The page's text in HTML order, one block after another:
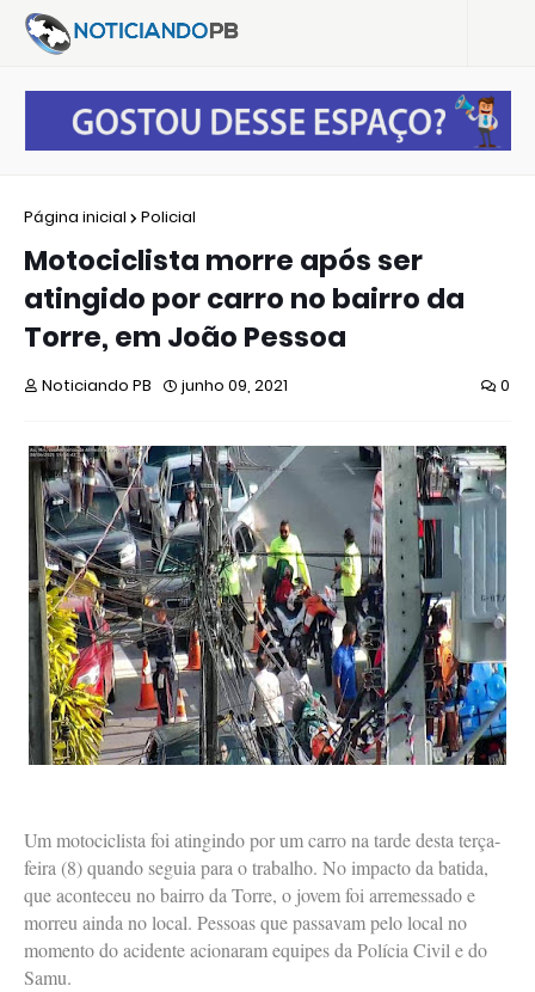
Página inicial Policial
Motociclista morre após ser
atingido por carro no bairro da
Torre, em João Pessoa
Noticiando PB junho 09, 2021 0
Um motociclista foi atingindo por um carro na tarde desta terça-
feira (8) quando seguia para o trabalho. No impacto da batida,
que aconteceu no bairro da Torre, o jovem foi arremessado e
morreu ainda no local. Pessoas que passavam pelo local no
momento do acidente acionaram equipes da Polícia Civil e do
Samu.